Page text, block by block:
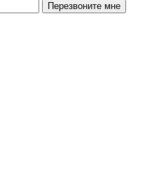
Перезвоните мне